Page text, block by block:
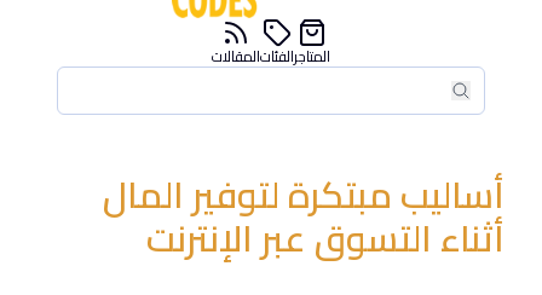
بحث
بحث
المتاجرالفئاتالمقالات
أساليب مبتكرة لتوفير المال
أثناء التسوق عبر الإنترنت